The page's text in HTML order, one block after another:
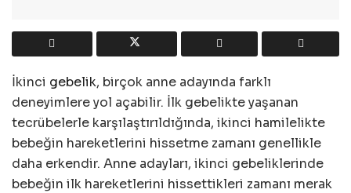
İkinci gebelik, birçok anne adayında farklı
deneyimlere yol açabilir. İlk gebelikte yaşanan
tecrübelerle karşılaştırıldığında, ikinci hamilelikte
bebeğin hareketlerini hissetme zamanı genellikle
daha erkendir. Anne adayları, ikinci gebeliklerinde
bebeğin ilk hareketlerini hissettikleri zamanı merak